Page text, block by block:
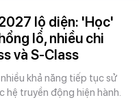
lộ diện: 'Học'
lồ, nhiều chi
và S-Class
khả năng tiếp tục sử
hệ truyền động hiện hành.